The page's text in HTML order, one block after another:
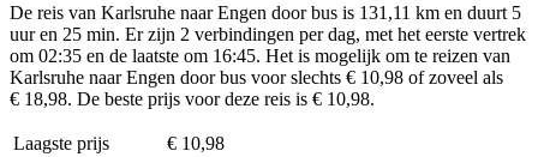
De reis van Karlsruhe naar Engen door bus is 131,11 km en duurt 5
uur en 25 min. Er zijn 2 verbindingen per dag, met het eerste vertrek
om 02:35 en de laatste om 16:45. Het is mogelijk om te reizen van
Karlsruhe naar Engen door bus voor slechts € 10,98 of zoveel als
€ 18,98. De beste prijs voor deze reis is € 10,98.
Laagste prijs
€ 10,98